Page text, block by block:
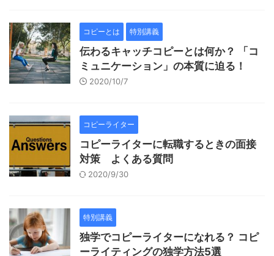
コピーとは 特別講義
伝わるキャッチコピーとは何か？ 「コ
ミュニケーション」の本質に迫る！
2020/10/7
コピーライター
コピーライターに転職するときの面接
対策 よくある質問
2020/9/30
特別講義
独学でコピーライターになれる？ コピ
ーライティングの独学方法5選